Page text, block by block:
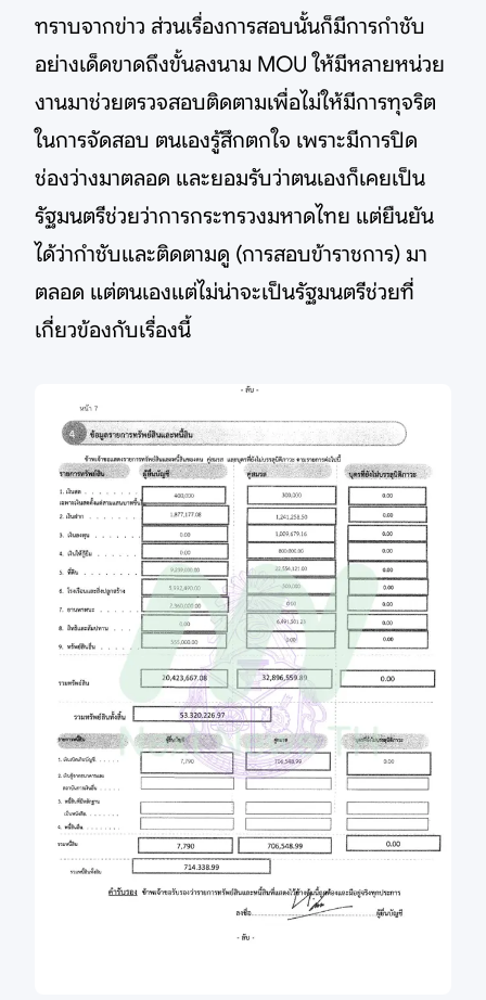
ทราบจากข่าว ส่วนเรื่องการสอบนั้นก็มีการกำชับ
อย่างเด็ดขาด​ถึงขั้นลงนาม MOU ให้มีหลายหน่วย
งานมาช่วยตรวจสอบติดตามเพื่อไม่ให้มีการทุจริต
ในการจัดสอบ ตนเองรู้สึกตกใจ เพราะมีการปิด
ช่องว่างมาตลอด และยอมรับว่าตนเองก็เคยเป็น
รัฐมนตรีช่วยว่าการกระทรวงมหาดไทย แต่ยืนยัน
ได้ว่ากำชับและติดตามดู (การสอบข้าราชการ) มา
ตลอด แต่ตนเองแต่ไม่น่าจะเป็นรัฐมนตรีช่วยที่
เกี่ยวข้องกับเรื่องนี้